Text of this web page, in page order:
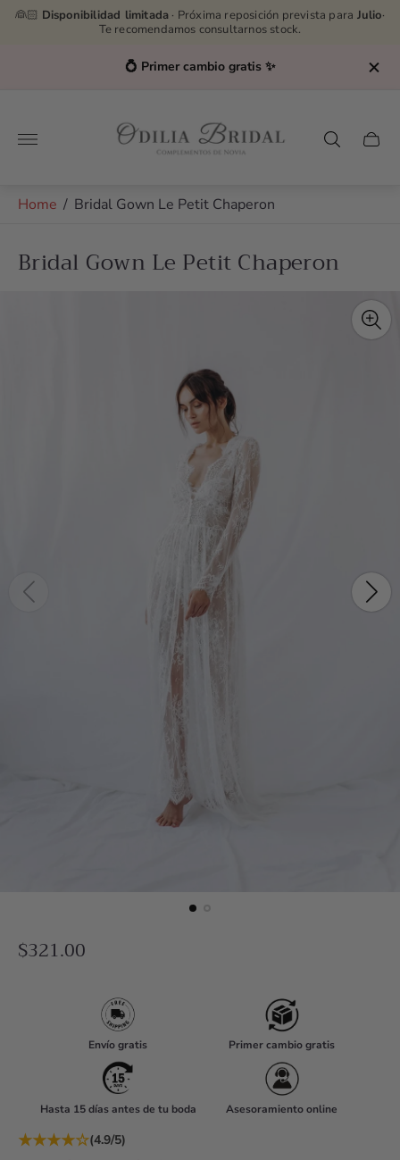
👰🏻 Disponibilidad limitada · Próxima reposición prevista para Julio·
Te recomendamos consultarnos stock.
Asesoras por WhatsApp
Store
logo"
Cart
Home / Bridal Gown Le Petit Chaperon
Bridal Gown Le Petit Chaperon
R
r
$321.00
Envío gratis Primer cambio gratis
Hasta 15 días antes de tu boda Asesoramiento online
★★★★☆(4.9/5)